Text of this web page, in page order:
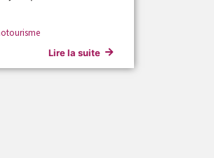
Lire la suite